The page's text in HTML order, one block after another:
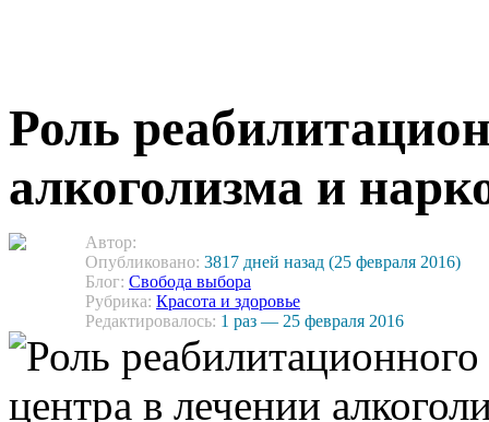
Роль
алкоголизма и
Автор:
Опубликовано: 3817 дней назад (25 февраля 2016)
Блог: Свобода выбора
Рубрика: Красота и здоровье
Редактировалось: 1 раз — 25 февраля 2016